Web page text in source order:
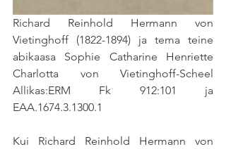
Richard Reinhold Hermann von
Vietinghoff (1822-1894) ja tema teine
abikaasa Sophie Catharine Henriette
Charlotta von Vietinghoff-Scheel
Allikas:ERM Fk 912:101 ja
EAA.1674.3.1300.1
Kui Richard Reinhold Hermann von